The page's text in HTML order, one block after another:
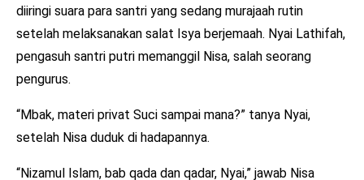
diiringi suara para santri yang sedang murajaah rutin
setelah melaksanakan salat Isya berjemaah. Nyai Lathifah,
pengasuh santri putri memanggil Nisa, salah seorang
pengurus.
“Mbak, materi privat Suci sampai mana?” tanya Nyai,
setelah Nisa duduk di hadapannya.
“Nizamul Islam, bab qada dan qadar, Nyai,” jawab Nisa